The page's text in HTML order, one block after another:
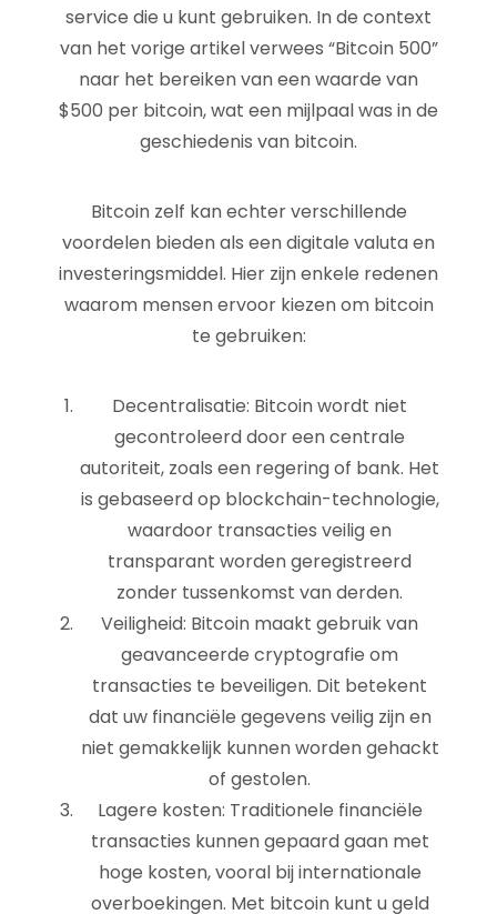
service die u kunt gebruiken. In de context
van het vorige artikel verwees “Bitcoin 500”
naar het bereiken van een waarde van
$500 per bitcoin, wat een mijlpaal was in de
geschiedenis van bitcoin.
Bitcoin zelf kan echter verschillende
voordelen bieden als een digitale valuta en
investeringsmiddel. Hier zijn enkele redenen
waarom mensen ervoor kiezen om bitcoin
te gebruiken:
Decentralisatie: Bitcoin wordt niet
gecontroleerd door een centrale
autoriteit, zoals een regering of bank. Het
is gebaseerd op blockchain-technologie,
waardoor transacties veilig en
transparant worden geregistreerd
zonder tussenkomst van derden.
Veiligheid: Bitcoin maakt gebruik van
geavanceerde cryptografie om
transacties te beveiligen. Dit betekent
dat uw financiële gegevens veilig zijn en
niet gemakkelijk kunnen worden gehackt
of gestolen.
Lagere kosten: Traditionele financiële
transacties kunnen gepaard gaan met
hoge kosten, vooral bij internationale
overboekingen. Met bitcoin kunt u geld